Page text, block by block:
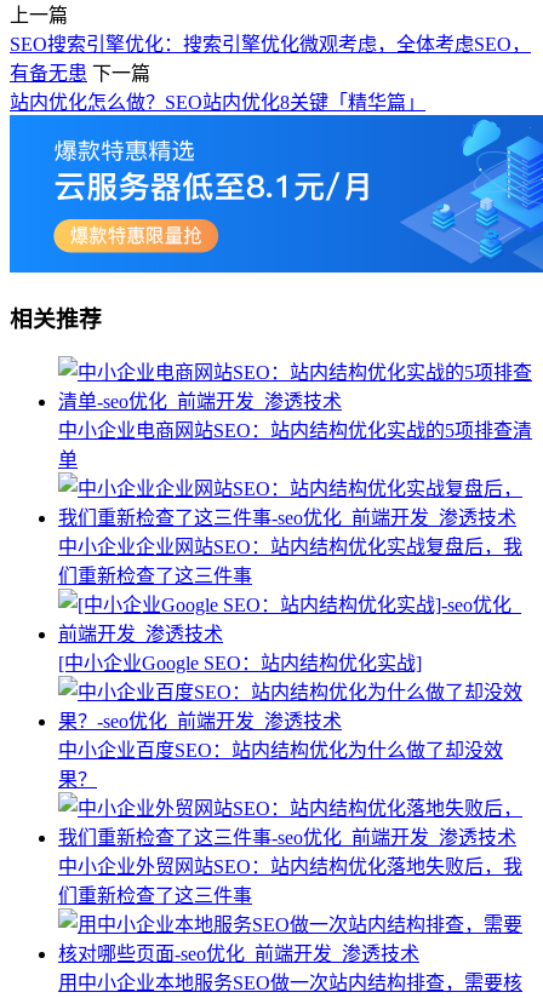
上一篇
SEO搜索引擎优化：搜索引擎优化微观考虑，全体考虑SEO，
有备无患 下一篇
站内优化怎么做？SEO站内优化8关键「精华篇」
相关推荐
中小企业电商网站SEO：站内结构优化实战的5项排查清
单
中小企业企业网站SEO：站内结构优化实战复盘后，我
们重新检查了这三件事
[中小企业Google SEO：站内结构优化实战]
中小企业百度SEO：站内结构优化为什么做了却没效
果？
中小企业外贸网站SEO：站内结构优化落地失败后，我
们重新检查了这三件事
用中小企业本地服务SEO做一次站内结构排查，需要核